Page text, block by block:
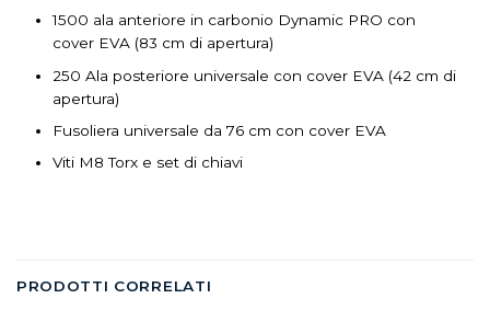
1500 ala anteriore in carbonio Dynamic PRO con
cover EVA (83 cm di apertura)
250 Ala posteriore universale con cover EVA (42 cm di
apertura)
Fusoliera universale da 76 cm con cover EVA
Viti M8 Torx e set di chiavi
PRODOTTI CORRELATI